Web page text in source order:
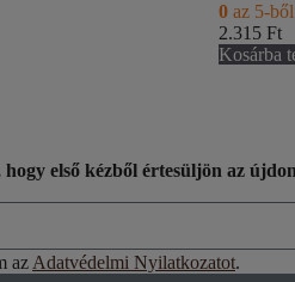
0az 5-ből
2.315 Ft
Kosárba
első kézből értesüljön az
azAdatvédelmi Nyilatkozatot.